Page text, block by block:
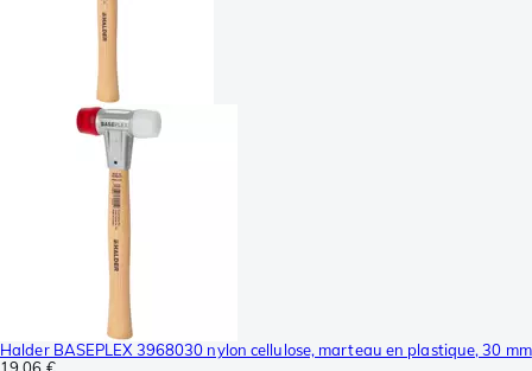
Halder BASEPLEX 3968030 nylon cellulose, marteau en plastique, 30 mm
19,06 €